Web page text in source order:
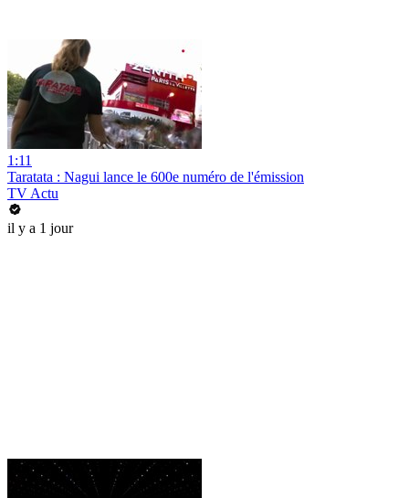
1:11
Taratata : Nagui lance le 600e numéro de l'émission
TV Actu
il y a 1 jour